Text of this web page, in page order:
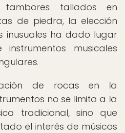
tambores tallados en
de piedra, la elección
inusuales ha dado lugar
musicales
de rocas en la
no se limita a la
tradicional, sino que
el interés de músicos